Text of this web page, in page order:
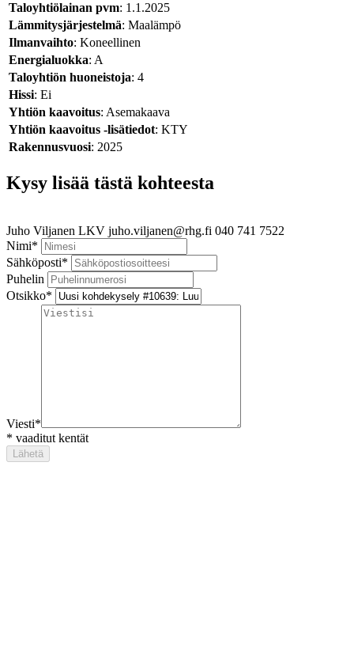
Taloyhtiölainan pvm: 1.1.2025
Lämmitysjärjestelmä: Maalämpö
Ilmanvaihto: Koneellinen
Energialuokka: A
Taloyhtiön huoneistoja: 4
Hissi: Ei
Yhtiön kaavoitus: Asemakaava
Yhtiön kaavoitus -lisätiedot: KTY
Rakennusvuosi: 2025
Kysy lisää tästä kohteesta
Juho Viljanen LKV juho.viljanen@rhg.fi 040 741 7522
Nimi*
Sähköposti*
Puhelin
Otsikko*
Viesti*
* vaaditut kentät